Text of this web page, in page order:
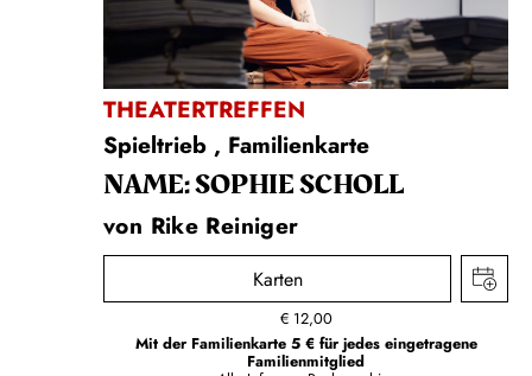
THEATERTREFFEN
Spieltrieb , Familienkarte
NAME: SOPHIE SCHOLL
von Rike Reiniger
Karten
€ 12,00
Mit der Familienkarte 5 € für jedes eingetragene
Familienmitglied